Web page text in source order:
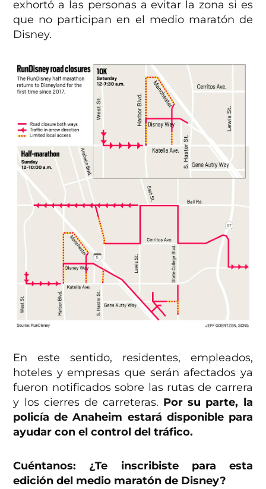
exhortó a las personas a evitar la zona si es
que no participan en el medio maratón de
Disney.
En este sentido, residentes, empleados,
hoteles y empresas que serán afectados ya
fueron notificados sobre las rutas de carrera
y los cierres de carreteras. Por su parte, la
policía de Anaheim estará disponible para
ayudar con el control del tráfico.
Cuéntanos: ¿Te inscribiste para esta
edición del medio maratón de Disney?